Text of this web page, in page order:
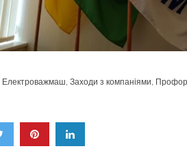
Електроважмаш, Заходи з компаніями,